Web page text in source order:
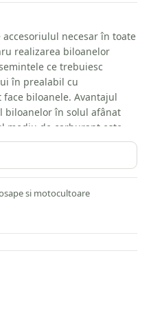
accesoriulul necesar în toate
realizarea biloanelor
ce trebuiesc
în prealabil cu
face biloanele. Avantajul
biloanelor în solul afânat
mediu de carburant este
se face simplu prin
de la
este reglabila în
ales pentru
Ruris care se
de cauciuc sau rotile
de argila. Rarita
DAC si
redus de exploatare
si motocultoare